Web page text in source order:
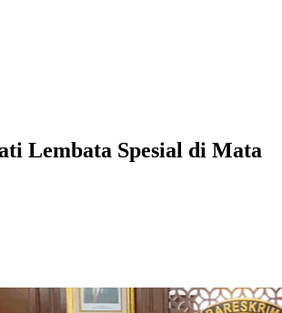
Lembata Spesial di Mata